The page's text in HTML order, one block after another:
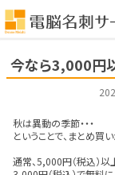
今なら3,000円
秋は異動の季節・・・
ということで、まとめ買
通常、5,000円（税込）以